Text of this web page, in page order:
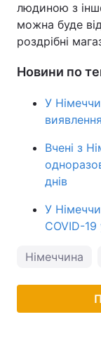
людиною з
можна буде
роздрібні
Новини по
У
Вчені з
днів
У
COVID-19
Німеччина